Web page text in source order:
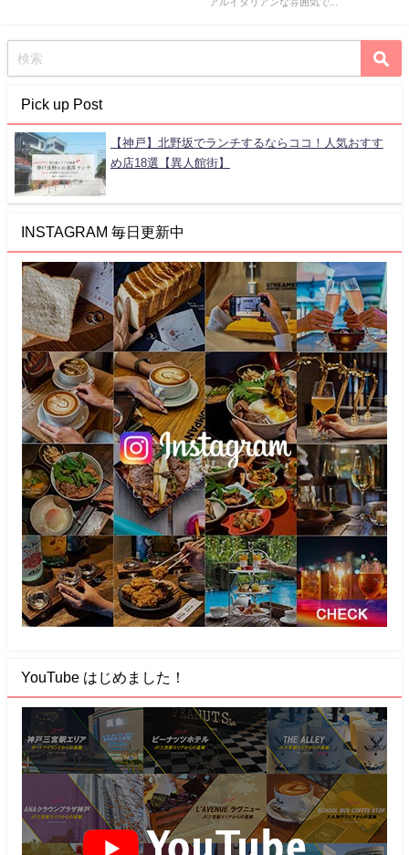
アルイタリアンな雰囲気で...
Pick up Post
【神戸】北野坂でランチするならココ！人気おすす
め店18選【異人館街】
INSTAGRAM 毎日更新中
YouTube はじめました！